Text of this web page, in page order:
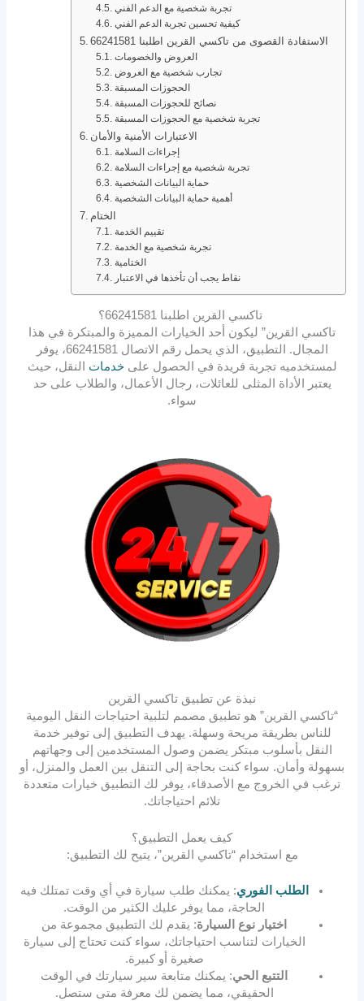
تجربة شخصية مع الدعم الفني
كيفية تحسين تجربة الدعم الفني
الاستفادة القصوى من تاكسي القرين اطلبنا 66241581
العروض والخصومات
تجارب شخصية مع العروض
الحجوزات المسبقة
نصائح للحجوزات المسبقة
تجربة شخصية مع الحجوزات المسبقة
الاعتبارات الأمنية والأمان
إجراءات السلامة
تجربة شخصية مع إجراءات السلامة
حماية البيانات الشخصية
أهمية حماية البيانات الشخصية
الختام
تقييم الخدمة
تجربة شخصية مع الخدمة
الختامية
نقاط يجب أن تأخذها في الاعتبار
تاكسي القرين اطلبنا 66241581؟
تاكسي القرين” ليكون أحد الخيارات المميزة والمبتكرة في هذا
المجال. التطبيق، الذي يحمل رقم الاتصال 66241581، يوفر
لمستخدميه تجربة فريدة في الحصول علىخدمات النقل، حيث
يعتبر الأداة المثلى للعائلات، رجال الأعمال، والطلاب على حد
سواء.
نبذة عن تطبيق تاكسي القرين
“تاكسي القرين” هو تطبيق مصمم لتلبية احتياجات النقل اليومية
للناس بطريقة مريحة وسهلة. يهدف التطبيق إلى توفير خدمة
النقل بأسلوب مبتكر يضمن وصول المستخدمين إلى وجهاتهم
بسهولة وأمان. سواء كنت بحاجة إلى التنقل بين العمل والمنزل، أو
ترغب في الخروج مع الأصدقاء، يوفر لك التطبيق خيارات متعددة
تلائم احتياجاتك.
كيف يعمل التطبيق؟
مع استخدام “تاكسي القرين”، يتيح لك التطبيق:
الطلب الفوري: يمكنك طلب سيارة في أي وقت تمتلك فيه
الحاجة، مما يوفر عليك الكثير من الوقت.
اختيار نوع السيارة: يقدم لك التطبيق مجموعة من
الخيارات لتناسب احتياجاتك، سواء كنت تحتاج إلى سيارة
صغيرة أو كبيرة.
التتبع الحي: يمكنك متابعة سير سيارتك في الوقت
الحقيقي، مما يضمن لك معرفة متى ستصل.